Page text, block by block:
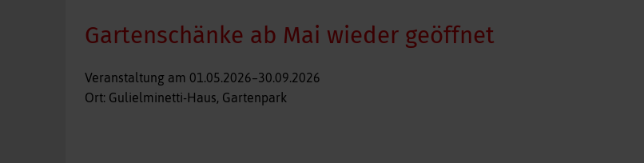
Gartenschänke ab Mai wieder geöffnet
Veranstaltung am 01.05.2026–30.09.2026
Ort: Gulielminetti-Haus, Gartenpark